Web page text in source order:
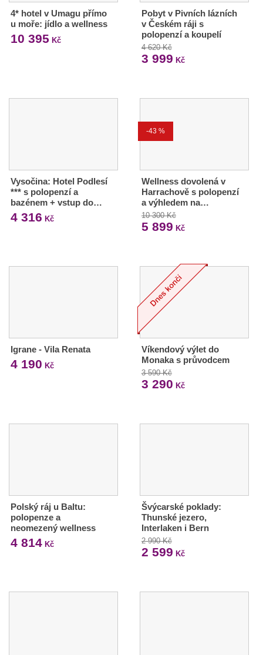
4* hotel v Umagu přímo
u moře: jídlo a wellness
10 395 Kč
Pobyt v Pivních lázních
v Českém ráji s
polopenzí a koupelí
4 620 Kč
3 999 Kč
Vysočina: Hotel Podlesí
*** s polopenzí a
bazénem + vstup do…
4 316 Kč
-43 %
Wellness dovolená v
Harrachově s polopenzí
a výhledem na…
10 300 Kč
5 899 Kč
Igrane - Vila Renata
4 190 Kč
Víkendový výlet do
Monaka s průvodcem
3 590 Kč
3 290 Kč
Polský ráj u Baltu:
polopenze a
neomezený wellness
4 814 Kč
Švýcarské poklady:
Thunské jezero,
Interlaken i Bern
2 990 Kč
2 599 Kč